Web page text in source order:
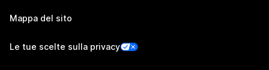
Mappa del sito
Le tue scelte sulla privacy